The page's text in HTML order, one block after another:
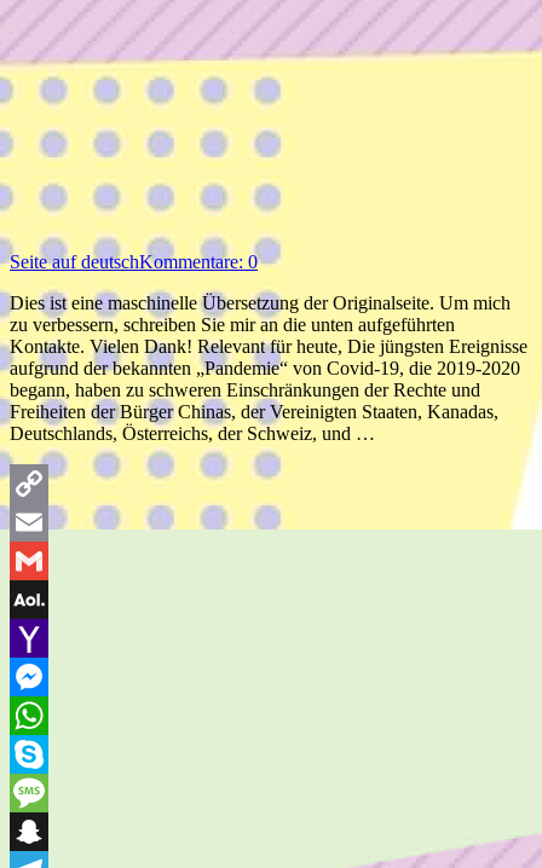
Seite auf deutschKommentare: 0
Dies ist eine maschinelle Übersetzung der Originalseite. Um mich
zu verbessern, schreiben Sie mir an die unten aufgeführten
Kontakte. Vielen Dank! Relevant für heute, Die jüngsten Ereignisse
aufgrund der bekannten „Pandemie“ von Covid-19, die 2019-2020
begann, haben zu schweren Einschränkungen der Rechte und
Freiheiten der Bürger Chinas, der Vereinigten Staaten, Kanadas,
Deutschlands, Österreichs, der Schweiz, und …
Copy
Link
Email
Gmail
AOL
Mail
Yahoo
Mail
Messenger
WhatsApp
Skype
Message